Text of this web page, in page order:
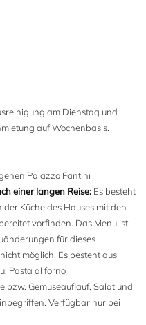
am Dienstag und
auf Wochenbasis.
Palazzo Fantini
einer langen Reise: Es besteht
Küche des Hauses mit den
vorfinden. Das Menu ist
für dieses
möglich. Es besteht aus
Pasta al forno
bzw. Gemüseauflauf, Salat und
Verfügbar nur bei